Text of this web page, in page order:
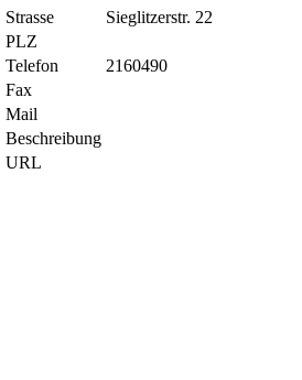
Strasse
Sieglitzerstr. 22
PLZ
Telefon
2160490
Fax
Mail
Beschreibung
URL